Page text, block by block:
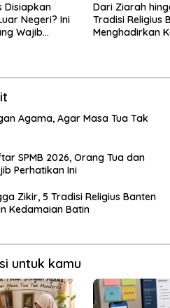
Disiapkan
Negeri? Ini
Wajib
Dari Ziarah
Tradisi Religius
Menghadirkan
Agama, Agar Masa Tua Tak
SPMB 2026, Orang Tua dan
Perhatikan Ini
Zikir, 5 Tradisi Religius Banten
Kedamaian Batin
untuk kamu